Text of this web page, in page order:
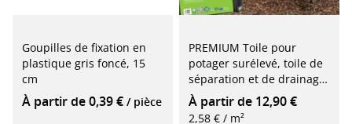
Goupilles de fixation en
plastique gris foncé, 15
cm
À partir de 0,39 € / pièce
PREMIUM Toile pour
potager surélevé, toile de
séparation et de drainage
pour potagers surélevés, 1
x 5 m, gris
À partir de 12,90 €
2,58 € / m²